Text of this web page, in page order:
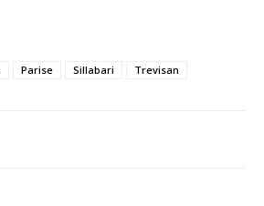
Parise Sillabari Trevisan